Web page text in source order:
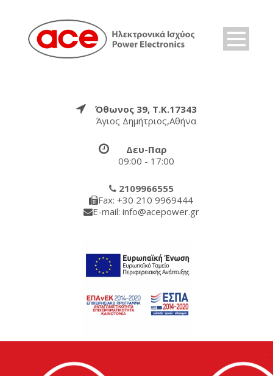
Όθωνος 39, Τ.Κ.17343
Άγιος Δημήτριος,Αθήνα
Δευ-Παρ
09:00 - 17:00
2109966555
Fax: +30 210 9969444
E-mail: info@acepower.gr